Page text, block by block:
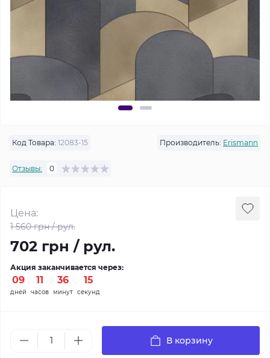
Код Товара: 12083-15 Производитель: Erismann
Отзывы: 0
Цена:
1 560 грн / рул.
702 грн / рул.
Акция заканчивается через:
09
дней
: 11
часов
: 36
минут
: 13
секунд
В корзину